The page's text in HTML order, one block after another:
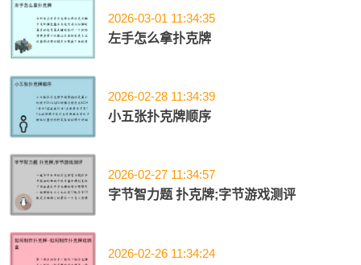
2026-03-01 11:34:35
左手怎么拿扑克牌
2026-02-28 11:34:39
小五张扑克牌顺序
2026-02-27 11:34:57
字节智力题 扑克牌;字节游戏测评
2026-02-26 11:34:24